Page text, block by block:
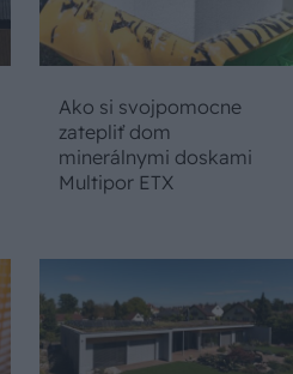
Ako si svojpomocne
zatepliť dom
minerálnymi doskami
Multipor ETX